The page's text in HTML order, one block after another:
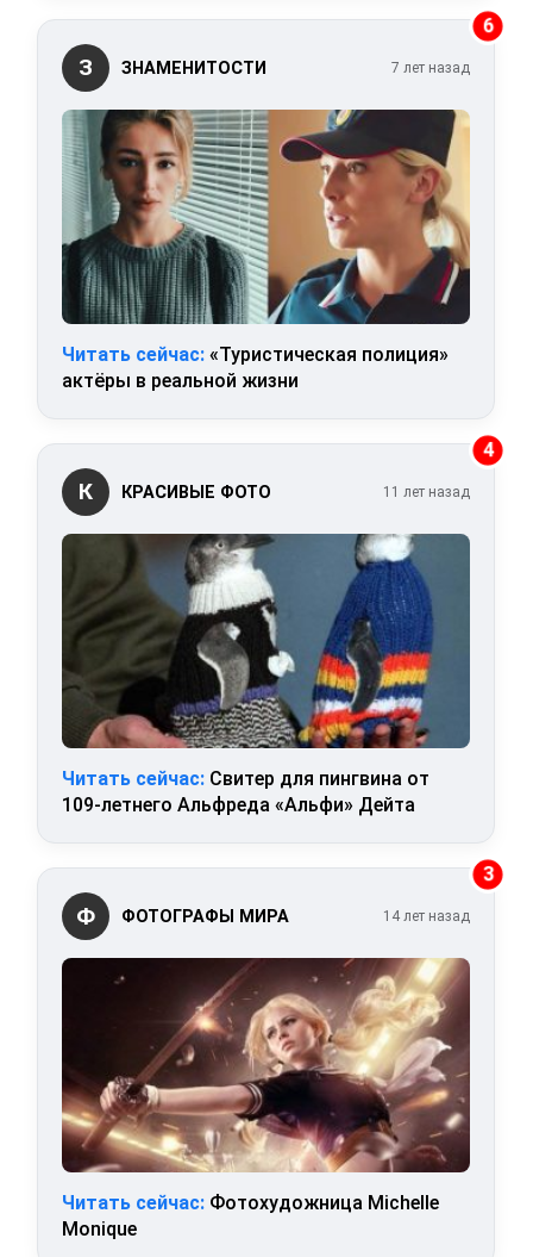
6
З ЗНАМЕНИТОСТИ 7 лет назад
Читать сейчас: «Туристическая полиция»
актёры в реальной жизни
4
К КРАСИВЫЕ ФОТО 11 лет назад
Читать сейчас: Свитер для пингвина от
109-летнего Альфреда «Альфи» Дейта
3
Ф ФОТОГРАФЫ МИРА 14 лет назад
Читать сейчас: Фотохудожница Michelle
Monique